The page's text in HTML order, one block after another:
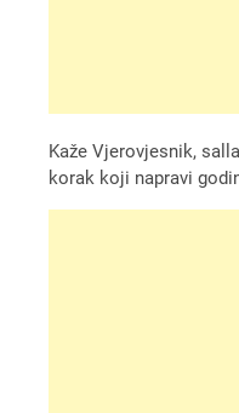
Kaže Vjerovjesnik,
korak koji napravi